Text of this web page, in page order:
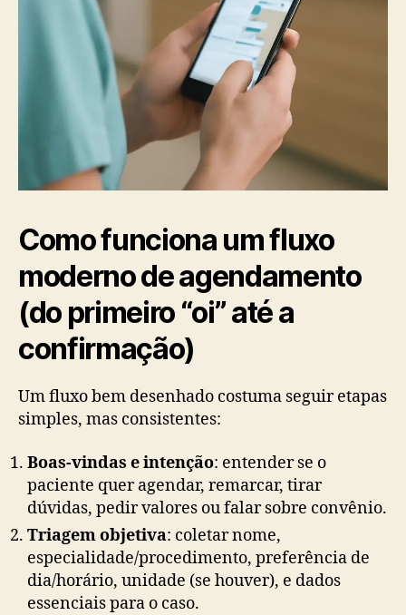
Como funciona um fluxo
moderno de agendamento
(do primeiro “oi” até a
confirmação)
Um fluxo bem desenhado costuma seguir etapas
simples, mas consistentes:
Boas-vindas e intenção: entender se o
paciente quer agendar, remarcar, tirar
dúvidas, pedir valores ou falar sobre convênio.
Triagem objetiva: coletar nome,
especialidade/procedimento, preferência de
dia/horário, unidade (se houver), e dados
essenciais para o caso.